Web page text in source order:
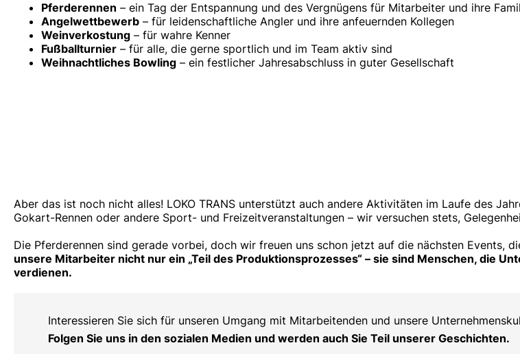
Pferderennen – ein Tag der Entspannung und des Vergnügens für Mitarbeiter und ihre
Angelwettbewerb – für leidenschaftliche Angler und ihre anfeuernden Kollegen
Weinverkostung – für wahre Kenner
Fußballturnier – für alle, die gerne sportlich und im Team aktiv sind
Weihnachtliches Bowling – ein festlicher Jahresabschluss in guter Gesellschaft
Aber das ist noch nicht alles! LOKO TRANS unterstützt auch andere Aktivitäten im Laufe des
Gokart-Rennen oder andere Sport- und Freizeitveranstaltungen – wir versuchen stets,
Die Pferderennen sind gerade vorbei, doch wir freuen uns schon jetzt auf die nächsten Events,
unsere Mitarbeiter nicht nur ein „Teil des Produktionsprozesses“ – sie sind Menschen, die
verdienen.
Interessieren Sie sich für unseren Umgang mit Mitarbeitenden und unsere
Folgen Sie uns in den sozialen Medien und werden auch Sie Teil unserer Geschichten.